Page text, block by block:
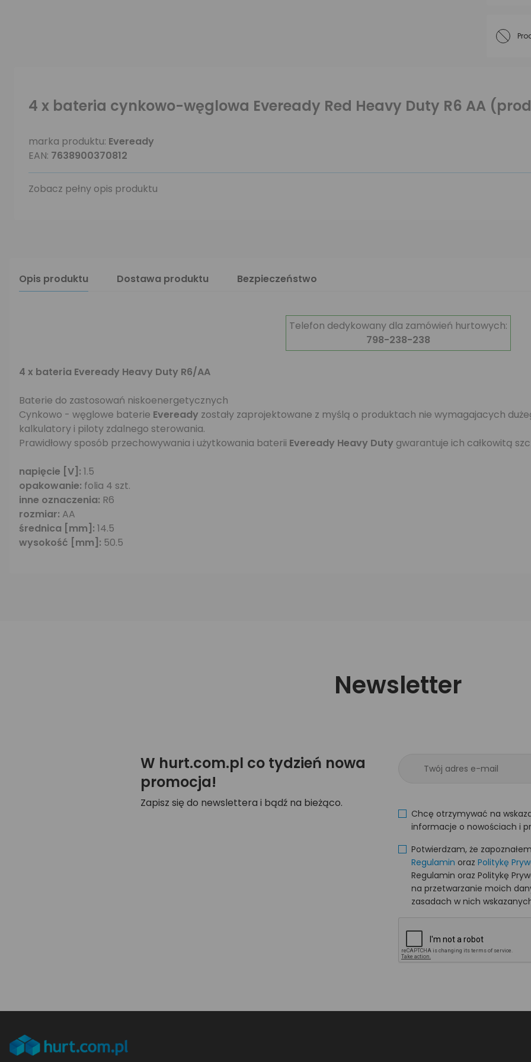
4 x bateria cynkowo-węglowa Eveready Red Heavy Duty R6 AA
marka produktu: Eveready
EAN: 7638900370812
Zobacz pełny opis produktu
Opis produktu Dostawa produktu Bezpieczeństwo
Telefon dedykowany dla zamówień hurtowych:
798-238-238
4 x bateria Eveready Heavy Duty R6/AA
Baterie do zastosowań niskoenergetycznych
Cynkowo - węglowe baterie Eveready zostały zaprojektowane z myślą o produktach nie wymagajacych
kalkulatory i piloty zdalnego sterowania.
Prawidłowy sposób przechowywania i użytkowania baterii Eveready Heavy Duty gwarantuje ich całkowitą
napięcie [V]: 1.5
opakowanie: folia 4 szt.
inne oznaczenia: R6
rozmiar: AA
średnica [mm]: 14.5
wysokość [mm]: 50.5
Newsletter
W hurt.com.pl co tydzień nowa
promocja!
Zapisz się do newslettera i bądź na bieżąco.
Chcę otrzymywać na
informacje o nowościach i
Potwierdzam, że
Regulamin oraz Politykę
Regulamin oraz Politykę
na przetwarzanie moich
zasadach w nich